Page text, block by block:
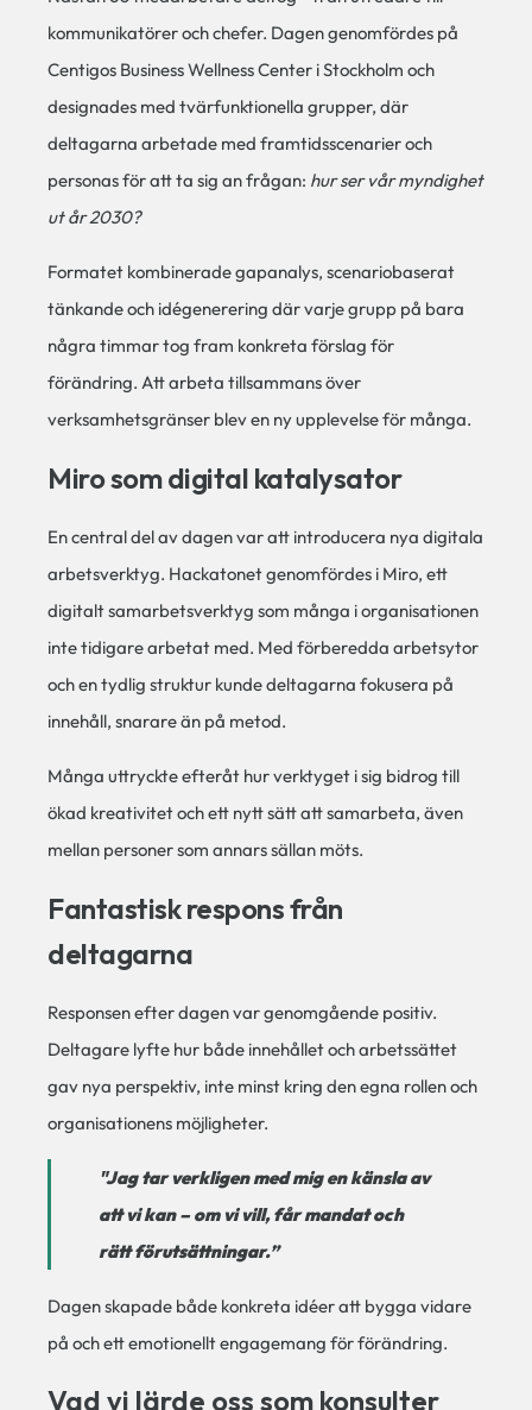
kommunikatörer och chefer. Dagen genomfördes på
Centigos Business Wellness Center i Stockholm och
designades med tvärfunktionella grupper, där
deltagarna arbetade med framtidsscenarier och
personas för att ta sig an frågan: hur ser vår myndighet
ut år 2030?
Formatet kombinerade gapanalys, scenariobaserat
tänkande och idégenerering där varje grupp på bara
några timmar tog fram konkreta förslag för
förändring. Att arbeta tillsammans över
verksamhetsgränser blev en ny upplevelse för många.
Miro som digital katalysator
En central del av dagen var att introducera nya digitala
arbetsverktyg. Hackatonet genomfördes i Miro, ett
digitalt samarbetsverktyg som många i organisationen
inte tidigare arbetat med. Med förberedda arbetsytor
och en tydlig struktur kunde deltagarna fokusera på
innehåll, snarare än på metod.
Många uttryckte efteråt hur verktyget i sig bidrog till
ökad kreativitet och ett nytt sätt att samarbeta, även
mellan personer som annars sällan möts.
Fantastisk respons från
deltagarna
Responsen efter dagen var genomgående positiv.
Deltagare lyfte hur både innehållet och arbetssättet
gav nya perspektiv, inte minst kring den egna rollen och
organisationens möjligheter.
"Jag tar verkligen med mig en känsla av
att vi kan – om vi vill, får mandat och
rätt förutsättningar.”
Dagen skapade både konkreta idéer att bygga vidare
på och ett emotionellt engagemang för förändring.
Vad vi lärde oss som konsulter